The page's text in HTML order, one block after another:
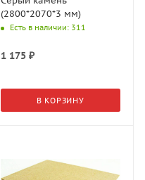
(2800*2070*3 мм)
Есть в наличии: 311
1 175₽
В КОРЗИНУ